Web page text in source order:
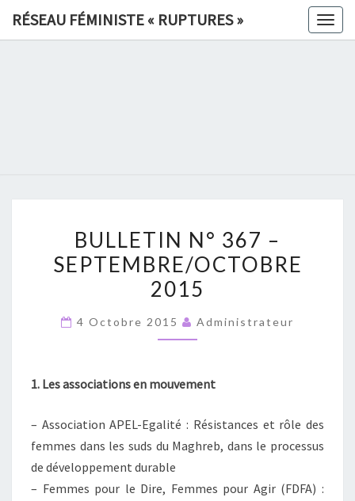
RÉSEAU FÉMINISTE « RUPTURES »
»
N°
367
–
2015
BULLETIN N° 367 –
SEPTEMBRE/OCTOBRE
2015
4 Octobre 2015 Administrateur
1. Les associations en mouvement
– Association APEL-Egalité : Résistances et rôle des
femmes dans les suds du Maghreb, dans le processus
de développement durable
– Femmes pour le Dire, Femmes pour Agir (FDFA) :